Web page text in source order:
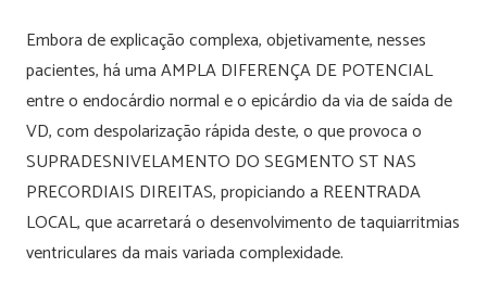
Embora de explicação complexa, objetivamente, nesses
pacientes, há uma AMPLA DIFERENÇA DE POTENCIAL
entre o endocárdio normal e o epicárdio da via de saída de
VD, com despolarização rápida deste, o que provoca o
SUPRADESNIVELAMENTO DO SEGMENTO ST NAS
PRECORDIAIS DIREITAS, propiciando a REENTRADA
LOCAL, que acarretará o desenvolvimento de taquiarritmias
ventriculares da mais variada complexidade.